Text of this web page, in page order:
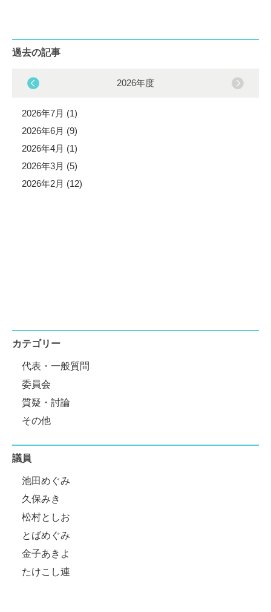
過去の記事
2026年度
2026年7月 (1)
2026年6月 (9)
2026年4月 (1)
2026年3月 (5)
2026年2月 (12)
カテゴリー
代表・一般質問
委員会
質疑・討論
その他
議員
池田めぐみ
久保みき
松村としお
とばめぐみ
金子あきよ
たけこし連